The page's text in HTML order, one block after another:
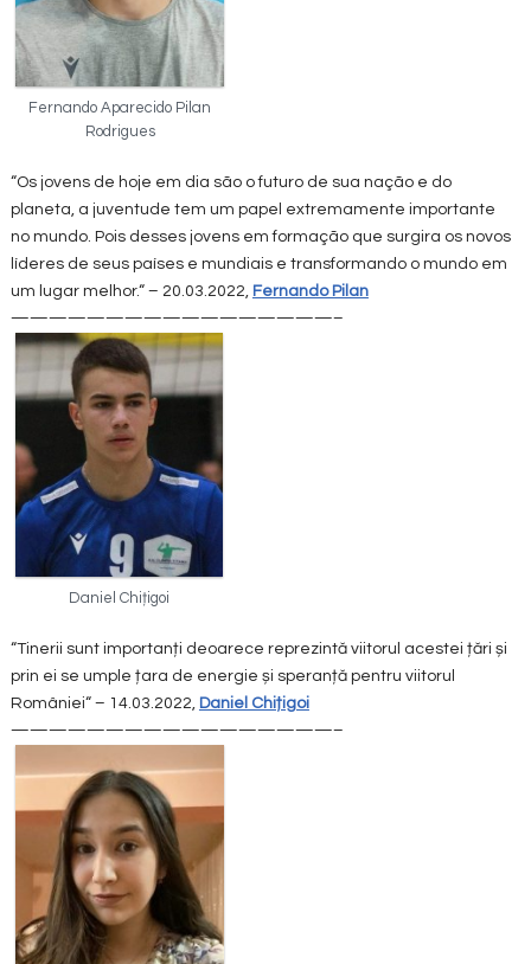
Fernando Aparecido Pilan
Rodrigues
“Os jovens de hoje em dia são o futuro de sua nação e do
planeta, a juventude tem um papel extremamente importante
no mundo. Pois desses jovens em formação que surgira os novos
líderes de seus países e mundiais e transformando o mundo em
um lugar melhor.“ – 20.03.2022, Fernando Pilan
—————————————————–
Daniel Chițigoi
“Tinerii sunt importanți deoarece reprezintă viitorul acestei țări și
prin ei se umple țara de energie și speranță pentru viitorul
României“ – 14.03.2022, Daniel Chițigoi
—————————————————–